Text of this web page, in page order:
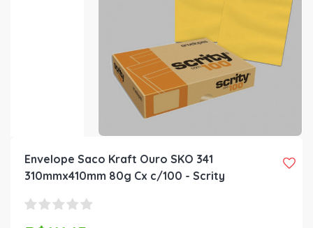
Envelope Saco Kraft Ouro SKO 341
310mmx410mm 80g Cx c/100 - Scrity